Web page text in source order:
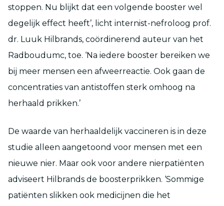
stoppen. Nu blijkt dat een volgende booster wel
degelijk effect heeft’, licht internist-nefroloog prof.
dr. Luuk Hilbrands, coördinerend auteur van het
Radboudumc, toe. ‘Na iedere booster bereiken we
bij meer mensen een afweerreactie. Ook gaan de
concentraties van antistoffen sterk omhoog na
herhaald prikken.’
De waarde van herhaaldelijk vaccineren is in deze
studie alleen aangetoond voor mensen met een
nieuwe nier. Maar ook voor andere nierpatiënten
adviseert Hilbrands de boosterprikken. ‘Sommige
patiënten slikken ook medicijnen die het